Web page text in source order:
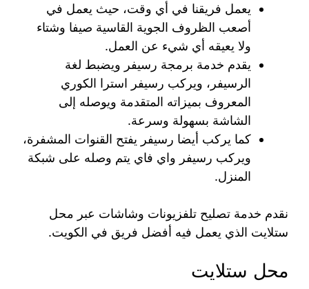
يعمل فريقنا في أي وقت، حيث يعمل في
أصعب الظروف الجوية القاسية صيفا وشتاء
ولا يعيقه أي شيء عن العمل.
يقدم خدمة برمجة رسيفر ويضبط لغة
الرسيفر، ويركب رسيفر استرا الكوري
المعروف بميزاته المتقدمة ويوصله إلى
الشاشة بسهولة وسرعة.
كما يركب أيضا رسيفر يفتح القنوات المشفرة،
ويركب رسيفر واي فاي يتم وصله على شبكة
المنزل.
نقدم خدمة تصليح تلفزيونات وشاشات عبر محل
ستلايت الذي يعمل فيه أفضل فريق في الكويت.
محل ستلايت